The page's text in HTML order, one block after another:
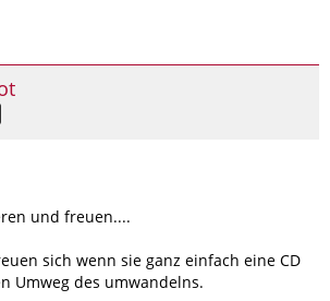
und freuen....
sich wenn sie ganz einfach eine CD
Umweg des umwandelns.